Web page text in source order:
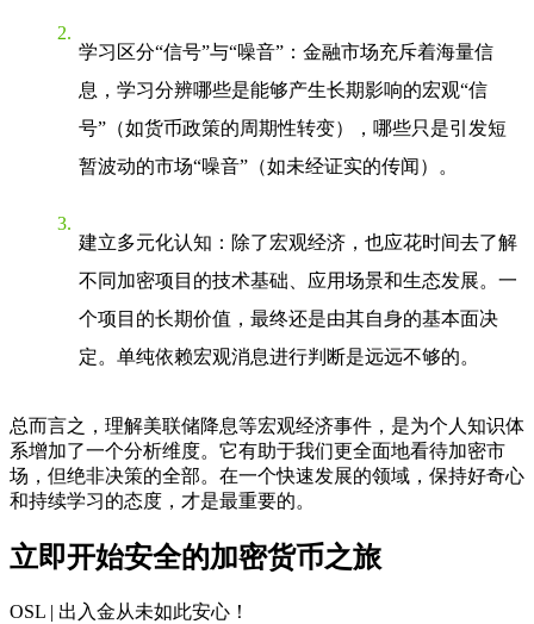
学习区分“信号”与“噪音” ：金融市场充斥着海量信
息，学习分辨哪些是能够产生长期影响的宏观“信
号”（如货币政策的周期性转变），哪些只是引发短
暂波动的市场“噪音”（如未经证实的传闻）。
建立多元化认知 ：除了宏观经济，也应花时间去了解
不同加密项目的技术基础、应用场景和生态发展。一
个项目的长期价值，最终还是由其自身的基本面决
定。单纯依赖宏观消息进行判断是远远不够的。
总而言之，理解美联储降息等宏观经济事件，是为个人知识体
系增加了一个分析维度。它有助于我们更全面地看待加密市
场，但绝非决策的全部。在一个快速发展的领域，保持好奇心
和持续学习的态度，才是最重要的。
立即开始安全的加密货币之旅
OSL | 出入金从未如此安心 ！